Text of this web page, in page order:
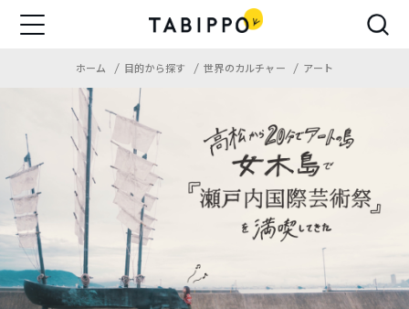
ホーム 目的から探す 世界のカルチャー アート